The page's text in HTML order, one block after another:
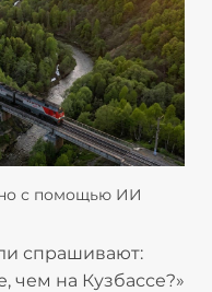
с помощью ИИ
спрашивают:
чем на Кузбассе?»